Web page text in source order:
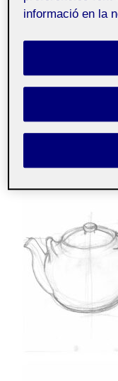
repte del dibuix i la
prenc el té, acció
forma visual com
les matèries
facilita entendre
exercici de
línia del dibuix,
temps de
dinàmic. Per
informació en la